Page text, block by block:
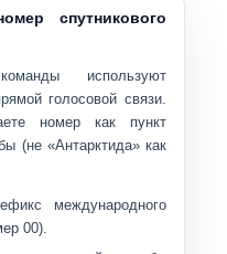
спутникового
используют
голосовой связи.
номер как пункт
(не «Антарктида» как
международного
00).